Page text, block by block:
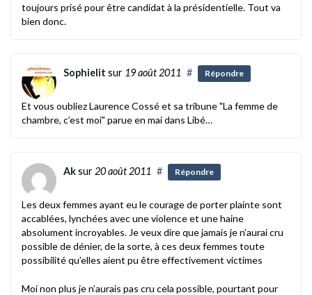
toujours prisé pour être candidat à la présidentielle. Tout va
bien donc.
Sophielit sur 19 août 2011 # Répondre
Et vous oubliez Laurence Cossé et sa tribune "La femme de
chambre, c’est moi" parue en mai dans Libé…
Aksur 20 août 2011 # Répondre
Les deux femmes ayant eu le courage de porter plainte sont
accablées, lynchées avec une violence et une haine
absolument incroyables. Je veux dire que jamais je n’aurai cru
possible de dénier, de la sorte, à ces deux femmes toute
possibilité qu’elles aient pu être effectivement victimes
Moi non plus je n’aurais pas cru cela possible, pourtant pour